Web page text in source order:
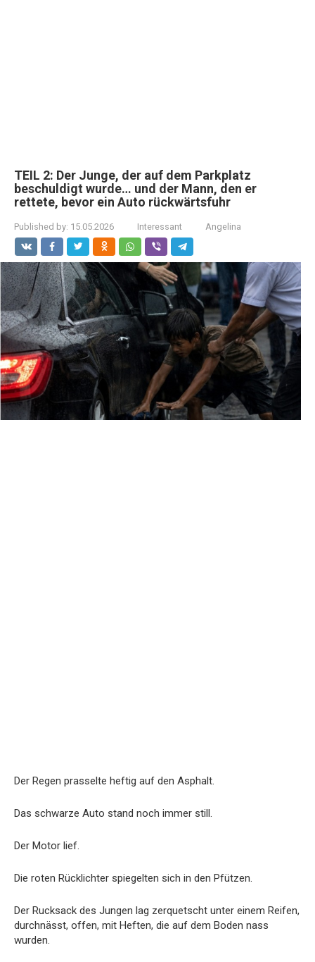
TEIL 2: Der Junge, der auf dem Parkplatz
beschuldigt wurde… und der Mann, den er
rettete, bevor ein Auto rückwärtsfuhr
Published by: 15.05.2026 Interessant Angelina
Der Regen prasselte heftig auf den Asphalt.
Das schwarze Auto stand noch immer still.
Der Motor lief.
Die roten Rücklichter spiegelten sich in den Pfützen.
Der Rucksack des Jungen lag zerquetscht unter einem Reifen,
durchnässt, offen, mit Heften, die auf dem Boden nass
wurden.